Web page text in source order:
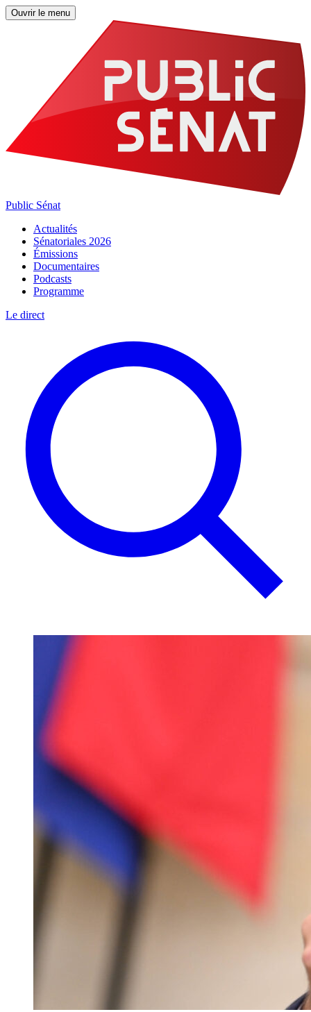
Ouvrir le menu
Public Sénat
Actualités
Sénatoriales 2026
Émissions
Documentaires
Podcasts
Programme
Le direct